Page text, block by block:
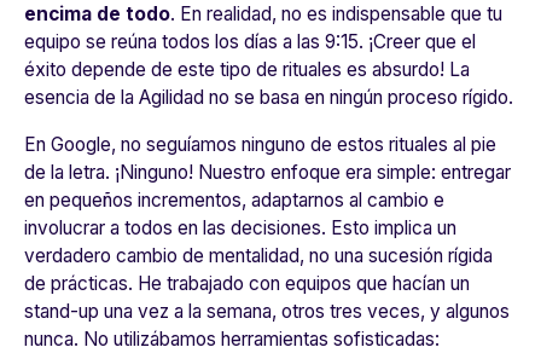
encima de todo. En realidad, no es indispensable que tu
equipo se reúna todos los días a las 9:15. ¡Creer que el
éxito depende de este tipo de rituales es absurdo! La
esencia de la Agilidad no se basa en ningún proceso rígido.
En Google, no seguíamos ninguno de estos rituales al pie
de la letra. ¡Ninguno! Nuestro enfoque era simple: entregar
en pequeños incrementos, adaptarnos al cambio e
involucrar a todos en las decisiones. Esto implica un
verdadero cambio de mentalidad, no una sucesión rígida
de prácticas. He trabajado con equipos que hacían un
stand-up una vez a la semana, otros tres veces, y algunos
nunca. No utilizábamos herramientas sofisticadas: